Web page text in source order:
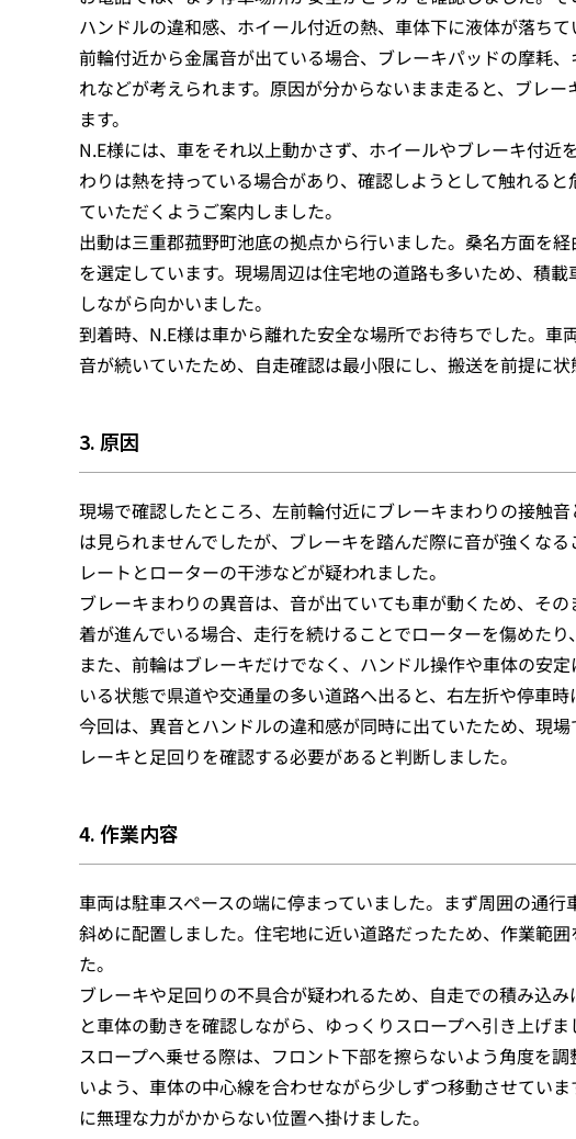
ハンドルの違和感、ホイール付近の熱、車体下に液体が落ちて
前輪付近から金属音が出ている場合、ブレーキパッドの摩耗
れなどが考えられます。原因が分からないまま走ると、ブレ
ます。
N.E様には、車をそれ以上動かさず、ホイールやブレーキ付
わりは熱を持っている場合があり、確認しようとして触れる
ていただくようご案内しました。
出動は三重郡菰野町池底の拠点から行いました。桑名方面を
を選定しています。現場周辺は住宅地の道路も多いため、積
しながら向かいました。
到着時、N.E様は車から離れた安全な場所でお待ちでした。
音が続いていたため、自走確認は最小限にし、搬送を前提に状
3. 原因
現場で確認したところ、左前輪付近にブレーキまわりの接触
は見られませんでしたが、ブレーキを踏んだ際に音が強くな
レートとローターの干渉などが疑われました。
ブレーキまわりの異音は、音が出ていても車が動くため、そ
着が進んでいる場合、走行を続けることでローターを傷めた
また、前輪はブレーキだけでなく、ハンドル操作や車体の安
いる状態で県道や交通量の多い道路へ出ると、右左折や停車
今回は、異音とハンドルの違和感が同時に出ていたため、現
レーキと足回りを確認する必要があると判断しました。
4. 作業内容
車両は駐車スペースの端に停まっていました。まず周囲の通
斜めに配置しました。住宅地に近い道路だったため、作業範
た。
ブレーキや足回りの不具合が疑われるため、自走での積み込
と車体の動きを確認しながら、ゆっくりスロープへ引き上げま
スロープへ乗せる際は、フロント下部を擦らないよう角度を
いよう、車体の中心線を合わせながら少しずつ移動させてい
に無理な力がかからない位置へ掛けました。